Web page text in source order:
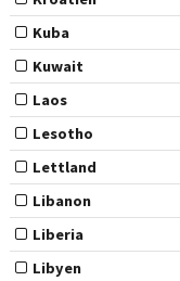
Kuba
Kuwait
Laos
Lesotho
Lettland
Libanon
Liberia
Libyen